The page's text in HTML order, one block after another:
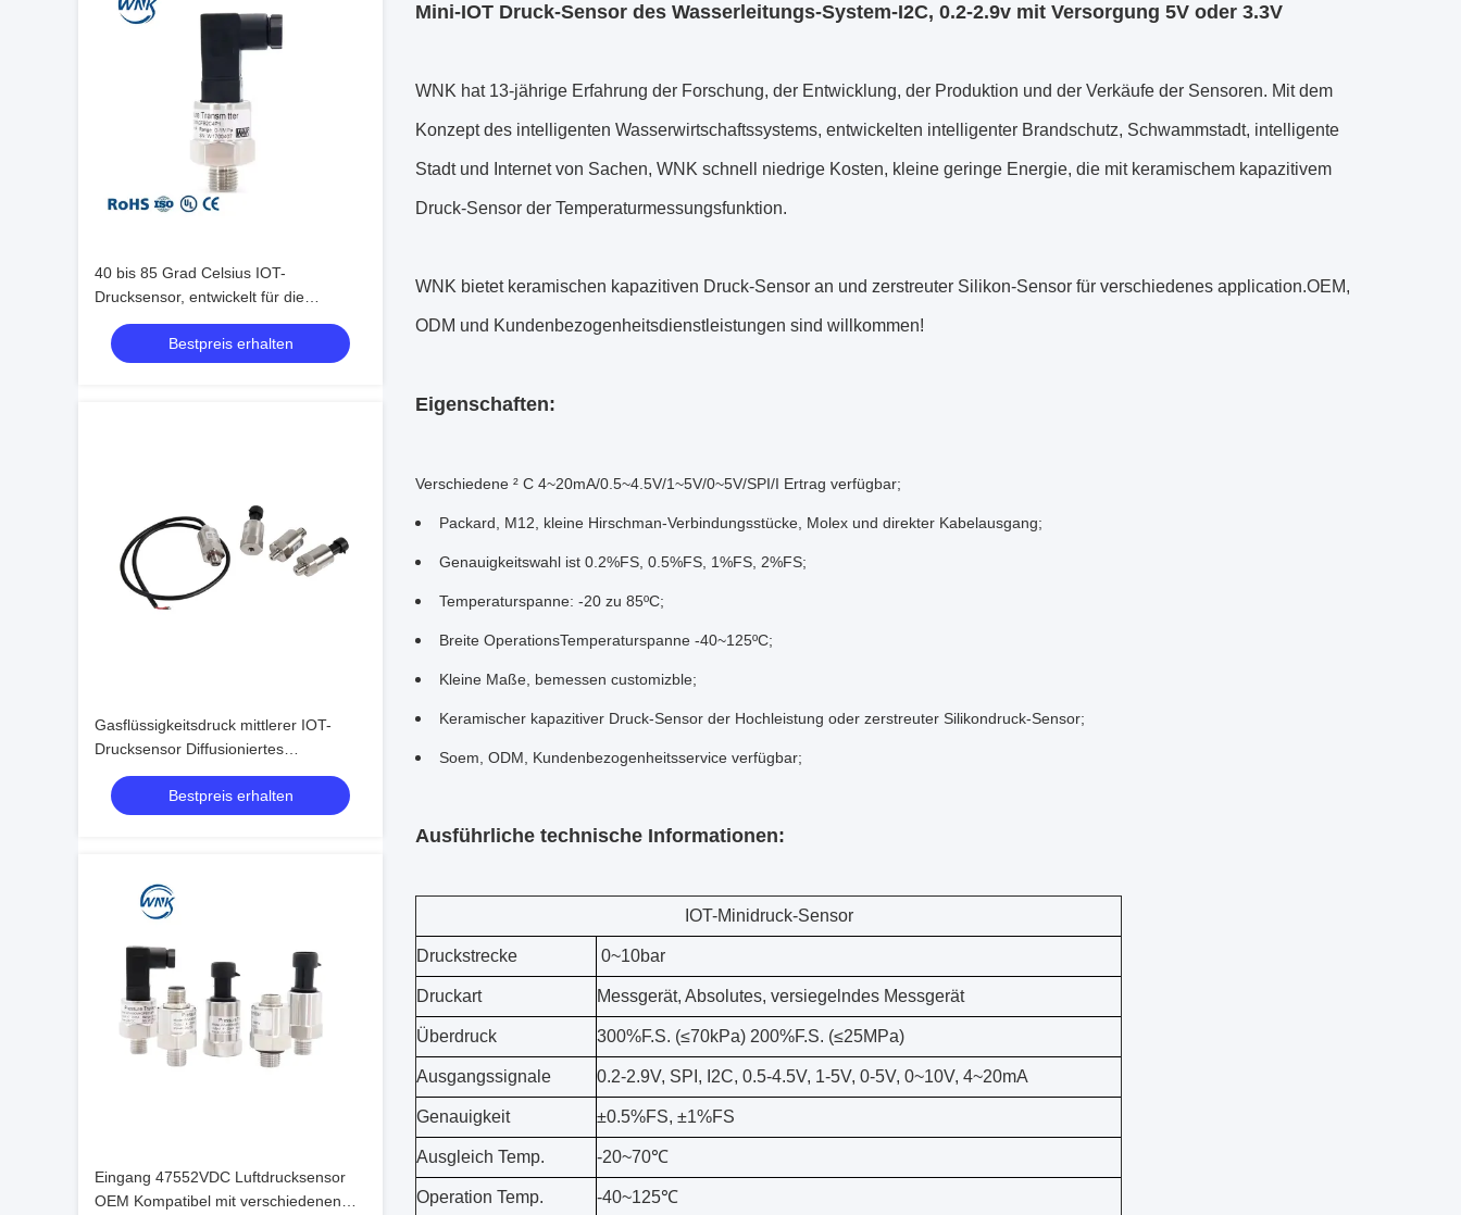
40 bis 85 Grad Celsius IOT-
Drucksensor, entwickelt für die
Langzeitüberwachung des POE-
Öldrucks unter rauen Bedingungen
Bestpreis erhalten
Gasflüssigkeitsdruck mittlerer IOT-
Drucksensor Diffusioniertes
Siliziumtransmitter Typ 4-20ma
Ausgang und
Anpassungsmöglichkeiten
Bestpreis erhalten
Eingang 47552VDC Luftdrucksensor
OEM Kompatibel mit verschiedenen
Mini-IOT Druck-Sensor des Wasserleitungs-System-I2C, 0.2-2.9v mit Versorgung 5V oder 3.3V
WNK hat 13-jährige Erfahrung der Forschung, der Entwicklung, der Produktion und der Verkäufe der Sensoren. Mit dem
Konzept des intelligenten Wasserwirtschaftssystems, entwickelten intelligenter Brandschutz, Schwammstadt, intelligente
Stadt und Internet von Sachen, WNK schnell niedrige Kosten, kleine geringe Energie, die mit keramischem kapazitivem
Druck-Sensor der Temperaturmessungsfunktion.
WNK bietet keramischen kapazitiven Druck-Sensor an und zerstreuter Silikon-Sensor für verschiedenes application.OEM,
ODM und Kundenbezogenheitsdienstleistungen sind willkommen!
Eigenschaften:
Verschiedene ² C 4~20mA/0.5~4.5V/1~5V/0~5V/SPI/I Ertrag verfügbar;
Packard, M12, kleine Hirschman-Verbindungsstücke, Molex und direkter Kabelausgang;
Genauigkeitswahl ist 0.2%FS, 0.5%FS, 1%FS, 2%FS;
Temperaturspanne: -20 zu 85ºC;
Breite OperationsTemperaturspanne -40~125ºC;
Kleine Maße, bemessen customizble;
Keramischer kapazitiver Druck-Sensor der Hochleistung oder zerstreuter Silikondruck-Sensor;
Soem, ODM, Kundenbezogenheitsservice verfügbar;
Ausführliche technische Informationen:
IOT-Minidruck-Sensor
Druckstrecke 0~10bar
Druckart Messgerät, Absolutes, versiegelndes Messgerät
Überdruck 300%F.S. (≤70kPa) 200%F.S. (≤25MPa)
Ausgangssignale 0.2-2.9V, SPI, I2C, 0.5-4.5V, 1-5V, 0-5V, 0~10V, 4~20mA
Genauigkeit ±0.5%FS, ±1%FS
Ausgleich Temp. -20~70℃
Operation Temp. -40~125℃